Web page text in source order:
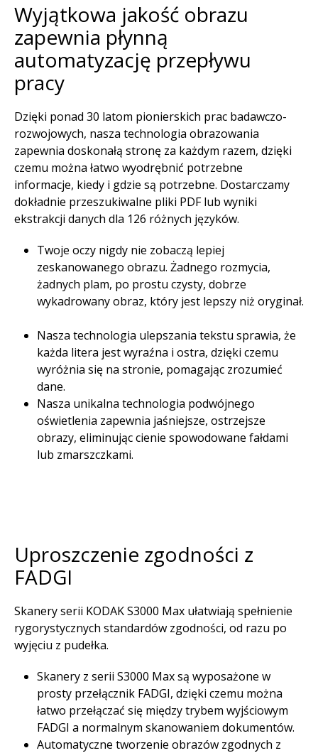
Wyjątkowa jakość obrazu
zapewnia płynną
automatyzację przepływu
pracy​
Dzięki ponad 30 latom pionierskich prac badawczo-
rozwojowych, nasza technologia obrazowania
zapewnia doskonałą stronę za każdym razem, dzięki
czemu można łatwo wyodrębnić potrzebne
informacje, kiedy i gdzie są potrzebne. Dostarczamy
dokładnie przeszukiwalne pliki PDF lub wyniki
ekstrakcji danych dla 126 różnych języków.
Twoje oczy nigdy nie zobaczą lepiej
zeskanowanego obrazu. Żadnego rozmycia,
żadnych plam, po prostu czysty, dobrze
wykadrowany obraz, który jest lepszy niż oryginał.
Nasza technologia ulepszania tekstu sprawia, że
każda litera jest wyraźna i ostra, dzięki czemu
wyróżnia się na stronie, pomagając zrozumieć
dane.​
Nasza unikalna technologia podwójnego
oświetlenia zapewnia jaśniejsze, ostrzejsze
obrazy, eliminując cienie spowodowane fałdami
lub zmarszczkami.​
Uproszczenie zgodności z
FADGI
Skanery serii KODAK S3000 Max ułatwiają spełnienie
rygorystycznych standardów zgodności, od razu po
wyjęciu z pudełka.
Skanery z serii S3000 Max są wyposażone w
prosty przełącznik FADGI, dzięki czemu można
łatwo przełączać się między trybem wyjściowym
FADGI a normalnym skanowaniem dokumentów.
Automatyczne tworzenie obrazów zgodnych z